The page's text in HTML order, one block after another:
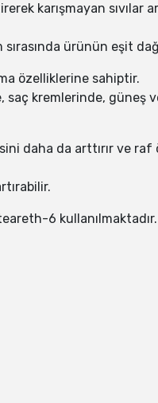
karışmayan sıvılar
ürünün eşit
özelliklerine sahiptir.
kremlerinde, güneş
daha da arttırır ve raf
6 kullanılmaktadır.